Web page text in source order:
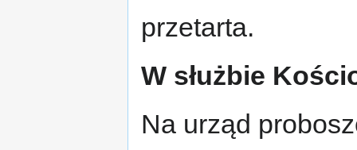
przetarta.
W służbie
Na urząd